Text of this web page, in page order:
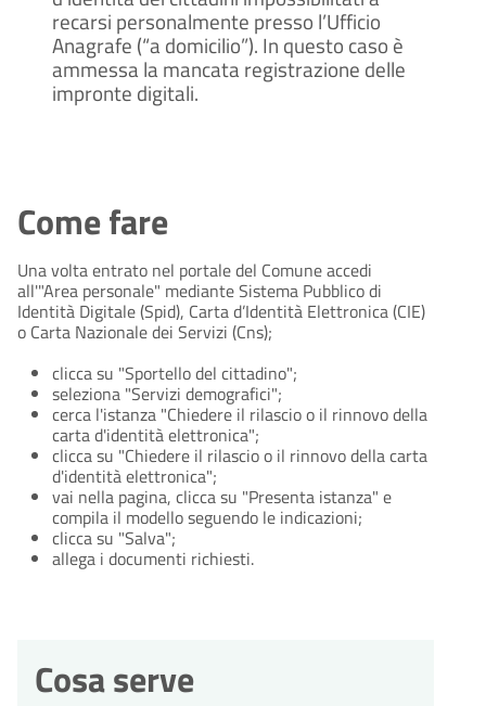
recarsi personalmente presso l’Ufficio
Anagrafe (“a domicilio”). In questo caso è
ammessa la mancata registrazione delle
impronte digitali.
Come fare
Una volta entrato nel portale del Comune accedi
all'"Area personale" mediante Sistema Pubblico di
Identità Digitale (Spid), Carta d’Identità Elettronica (CIE)
o Carta Nazionale dei Servizi (Cns);
clicca su "Sportello del cittadino";
seleziona "Servizi demografici";
cerca l'istanza "Chiedere il rilascio o il rinnovo della
carta d'identità elettronica";
clicca su "Chiedere il rilascio o il rinnovo della carta
d'identità elettronica";
vai nella pagina, clicca su "Presenta istanza" e
compila il modello seguendo le indicazioni;
clicca su "Salva";
allega i documenti richiesti.
Cosa serve